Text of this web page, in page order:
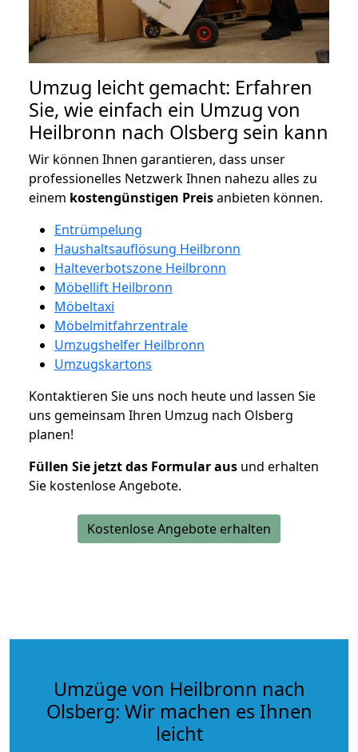
Umzug leicht gemacht: Erfahren
Sie, wie einfach ein Umzug von
Heilbronn nach Olsberg sein kann
Wir können Ihnen garantieren, dass unser
professionelles Netzwerk Ihnen nahezu alles zu
einem kostengünstigen Preisanbieten können.
Entrümpelung
Haushaltsauflösung Heilbronn
Halteverbotszone Heilbronn
Möbellift Heilbronn
Möbeltaxi
Möbelmitfahrzentrale
Umzugshelfer Heilbronn
Umzugskartons
Kontaktieren Sie uns noch heute und lassen Sie
uns gemeinsam Ihren Umzug nach Olsberg
planen!
Füllen Sie jetzt das Formular aus und erhalten
Sie kostenlose Angebote.
Kostenlose Angebote erhalten
Umzüge von Heilbronn nach
Olsberg: Wir machen es Ihnen
leicht